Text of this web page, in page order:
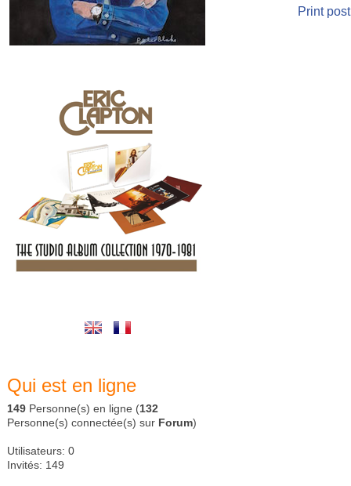
Qui est en ligne
149 Personne(s) en ligne (132
Personne(s) connectée(s) sur Forum)
Utilisateurs: 0
Invités: 149
Print post